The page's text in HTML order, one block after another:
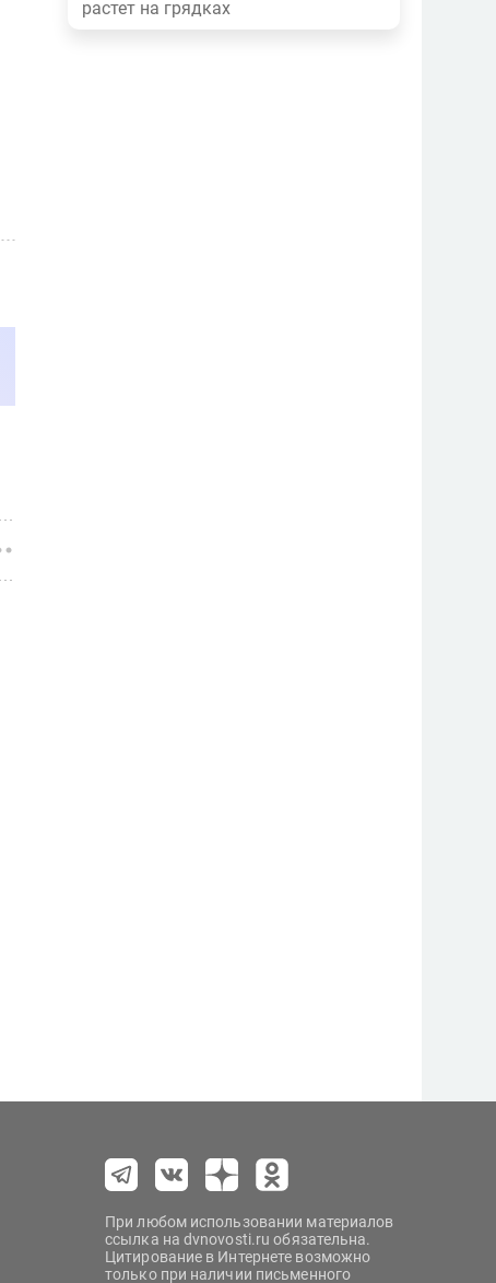
растет на грядках
При любом использовании материалов
ссылка на dvnovosti.ru обязательна.
Цитирование в Интернете возможно
только при наличии письменного